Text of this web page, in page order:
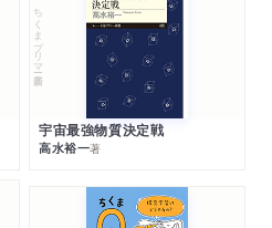
ちくまプリマー新書
宇宙最強物質決定戦
高水裕一著